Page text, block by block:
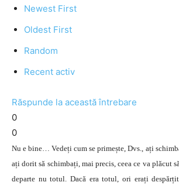
Newest First
Oldest First
Random
Recent activ
Răspunde la această întrebare
0
0
Nu e bine… Vedeți cum se primește, Dvs., ați
ați dorit să schimbați, mai precis, ceea ce va plăcut
departe nu totul. Dacă era totul, ori erați